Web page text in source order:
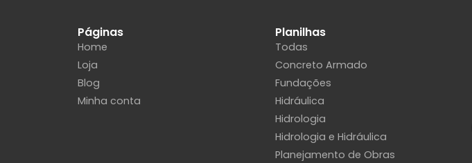
Páginas
Home
Loja
Blog
Minha conta
Planilhas
Todas
Concreto Armado
Fundações
Hidráulica
Hidrologia
Hidrologia e Hidráulica
Planejamento de Obras